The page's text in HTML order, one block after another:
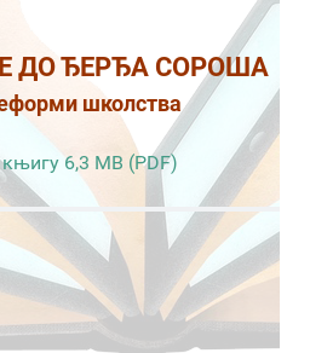
ДО ЂЕРЂА СОРОША
школства
6,3 MB (PDF)